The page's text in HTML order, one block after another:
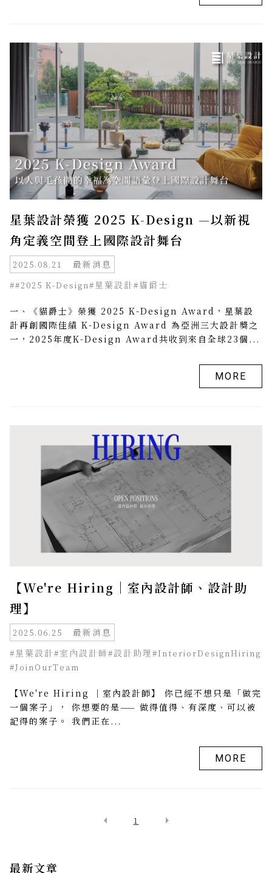
星葉設計榮獲 2025 K-Design —以新視
角定義空間登上國際設計舞台
2025.08.21 最新消息
##2025 K-Design#星葉設計#貓爵士
一、《貓爵士》榮獲 2025 K-Design Award，星葉設
計再創國際佳績 K-Design Award 為亞洲三大設計獎之
一，2025年度K-Design Award共收到來自全球23個...
MORE
【We're Hiring｜室內設計師、設計助
理】
2025.06.25 最新消息
#星葉設計#室內設計師#設計助理#InteriorDesignHiring
#JoinOurTeam
【We're Hiring ｜室內設計師】 你已經不想只是「做完
一個案子」， 你想要的是—— 做得值得、有深度、可以被
記得的案子。 我們正在...
MORE
arrow_left 1 arrow_right
最新文章